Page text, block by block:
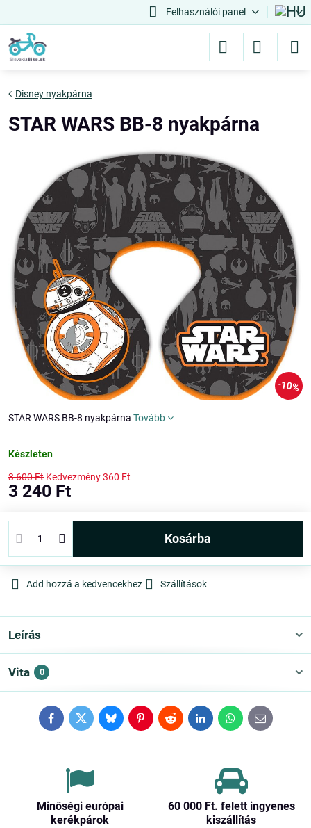
Felhasználói panel
10%
Disney nyakpárna
STAR WARS BB-8 nyakpárna
STAR WARS BB-8 nyakpárna Tovább
Készleten
3 600 Ft Kedvezmény360 Ft
3 240 Ft
kosárba
Add hozzá a kedvencekhez Szállítások
Leírás
Vita 0
FacebookTwitterBlueskyPinterestRedditLinkedInWhatsApp
E-
mail
Minőségi európai
kerékpárok
60 000 Ft​. felett ingyenes
kiszállítás